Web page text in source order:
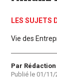
LES SUJETS
Vie des
Auteur
Par Rédaction
Publié le 01/11/